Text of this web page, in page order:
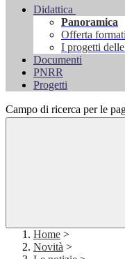
Didattica
Panoramica
Offerta
I progetti
Documenti
PNRR
Progetti
Campo di ricerca per le
Home >
Novità >